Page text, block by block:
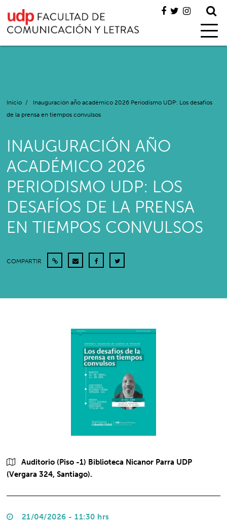
Inicio /
Inauguración año académico 2026 Periodismo UDP: Los desafíos
de la prensa en tiempos convulsos
INAUGURACIÓN AÑO
ACADÉMICO 2026
PERIODISMO UDP: LOS
DESAFÍOS DE LA PRENSA
EN TIEMPOS CONVULSOS
COMPARTIR
Auditorio (Piso -1) Biblioteca Nicanor Parra UDP
(Vergara 324, Santiago).
21/04/2026 - 11:30 hrs